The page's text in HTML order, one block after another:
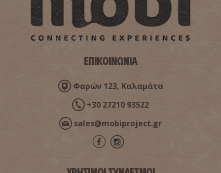
Παραλία Πόρτο Κάγιο
ΠΑΡΑΛΙΕΣ ~4.2Km
ΠΑΡΑΛΙΕΣ ~5.7Km
ΕΠΙΚΟΙΝΩΝΙΑ
Φαρών 123, Καλαμάτα
+30 27210 93522
sales@mobiproject.gr